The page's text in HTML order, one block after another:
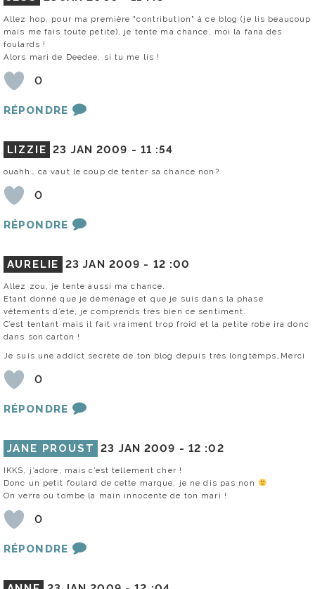
Allez hop, pour ma première "contribution" à ce blog (je lis beaucoup
mais me fais toute petite), je tente ma chance, moi la fana des
foulards !
Alors mari de Deedee, si tu me lis !
0
RÉPONDRE
LIZZIE 23 JAN 2009 - 11 :54
ouahh… ca vaut le coup de tenter sa chance non?
0
RÉPONDRE
AURELIE 23 JAN 2009 - 12 :00
Allez zou, je tente aussi ma chance.
Etant donné que je déménage et que je suis dans la phase
vêtements d’été, je comprends très bien ce sentiment.
C’est tentant mais il fait vraiment trop froid et la petite robe ira donc
dans son carton !
Je suis une addict secrète de ton blog depuis très longtemps…Merci
0
RÉPONDRE
JANE PROUST 23 JAN 2009 - 12 :02
IKKS, j’adore, mais c’est tellement cher !
Donc un petit foulard de cette marque, je ne dis pas non
On verra où tombe la main innocente de ton mari !
0
RÉPONDRE